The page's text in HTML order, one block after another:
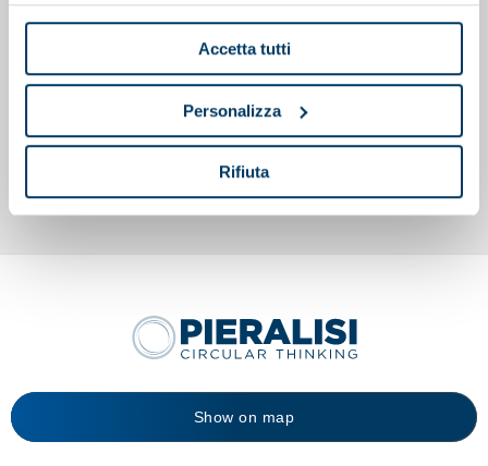
Accetta tutti
Personalizza
Rifiuta
Polipreparatore
Show on map